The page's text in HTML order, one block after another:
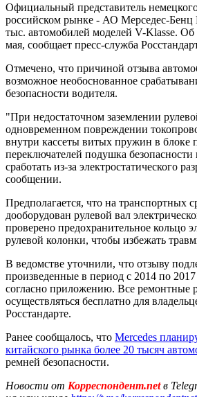
Официальный представитель
российском рынке - АО Мерседес-Бенц
тыс. автомобилей моделей V-Klasse. Об
мая, сообщает пресс-служба
Отмечено, что причиной отзыва
возможное необоснованное
безопасности водителя.
"При недостаточном заземлении
одновременном повреждении
внутри кассеты витых пружин в блоке
переключателей подушка
сработать из-за электростатического
сообщении.
Предполагается, что на транспортных
дооборудован рулевой вал
проверено предохранительное кольцо
рулевой колонки, чтобы избежать
В ведомстве уточнили, что отзыву
произведенные в период с 2014 по
согласно приложению. Все ремонтные
осуществляться бесплатно для
Росстандарте.
Ранее сообщалось, что Mercedes
китайского рынка более 20 тысяч
ремней безопасности.
Новости от Корреспондент.netв